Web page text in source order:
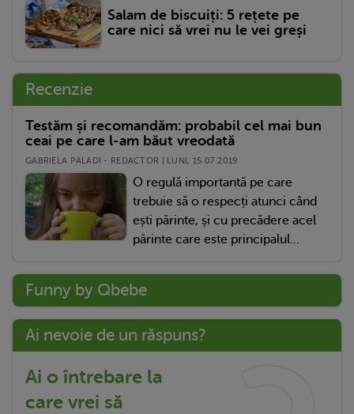
Salam de biscuiți: 5 rețete pe
care nici să vrei nu le vei greși
Recenzie
Testăm și recomandăm: probabil cel mai bun
ceai pe care l-am băut vreodată
GABRIELA PALADI - REDACTOR | LUNI, 15.07.2019
O regulă importantă pe care
trebuie să o respecți atunci când
ești părinte, și cu precădere acel
părinte care este principalul...
Funny by Qbebe
Ai nevoie de un răspuns?
Ai o întrebare la
care vrei să